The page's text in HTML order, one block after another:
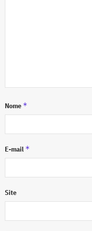
Nome *
E-mail *
Site